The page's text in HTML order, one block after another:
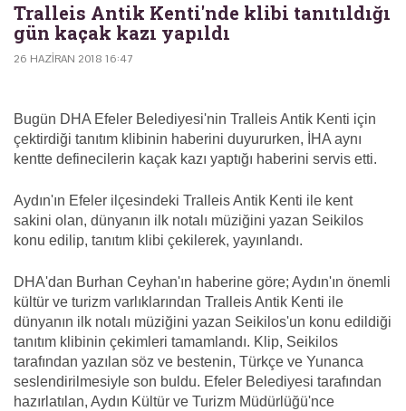
Tralleis Antik Kenti'nde klibi tanıtıldığı
gün kaçak kazı yapıldı
26 HAZIRAN 2018 16:47
Bugün DHA Efeler Belediyesi'nin Tralleis Antik Kenti için
çektirdiği tanıtım klibinin haberini duyururken, İHA aynı
kentte definecilerin kaçak kazı yaptığı haberini servis etti.
Aydın'ın Efeler ilçesindeki Tralleis Antik Kenti ile kent
sakini olan, dünyanın ilk notalı müziğini yazan Seikilos
konu edilip, tanıtım klibi çekilerek, yayınlandı.
DHA'dan Burhan Ceyhan'ın haberine göre; Aydın'ın önemli
kültür ve turizm varlıklarından Tralleis Antik Kenti ile
dünyanın ilk notalı müziğini yazan Seikilos'un konu edildiği
tanıtım klibinin çekimleri tamamlandı. Klip, Seikilos
tarafından yazılan söz ve bestenin, Türkçe ve Yunanca
seslendirilmesiyle son buldu. Efeler Belediyesi tarafından
hazırlatılan, Aydın Kültür ve Turizm Müdürlüğü'nce